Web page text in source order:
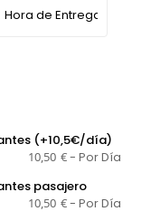
(+10,5€/día)
10,50 €- Por Día
pasajero
10,50 €- Por Día